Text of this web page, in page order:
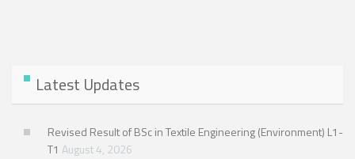
Latest Updates
Revised Result of BSc in Textile Engineering (Environment) L1-
T1 August 4, 2026